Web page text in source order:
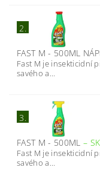
2.
FAST M - 500ML
Fast M je insekticidní
savého a...
3.
FAST M - 500ML –
Fast M je insekticidní
savého a...